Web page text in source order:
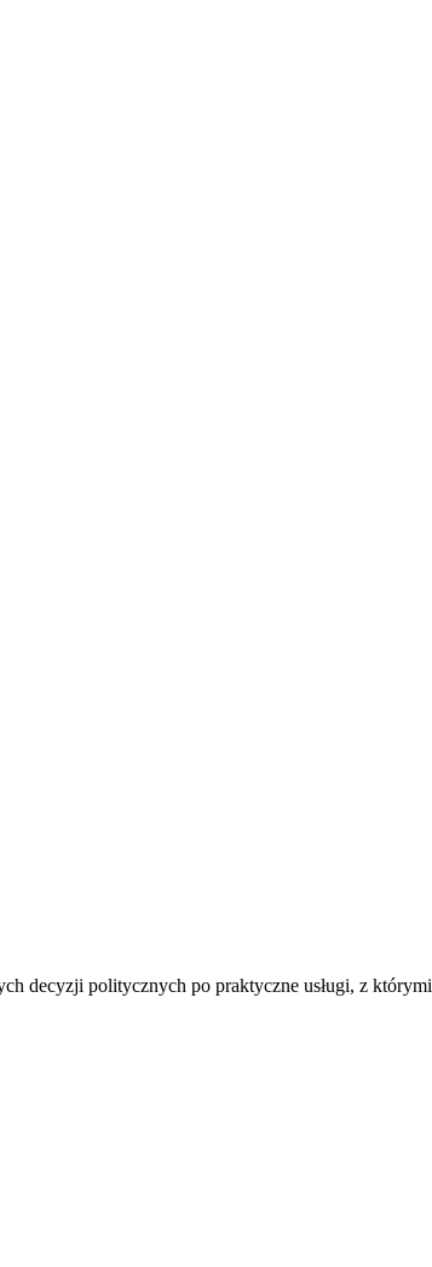
decyzji politycznych po praktyczne usługi, z